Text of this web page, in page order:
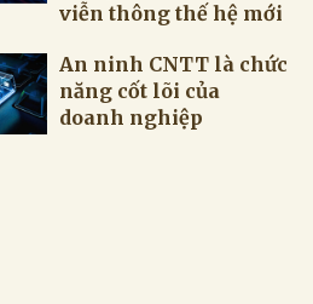
viễn thông thế hệ mới
An ninh CNTT là chức
năng cốt lõi của
doanh nghiệp